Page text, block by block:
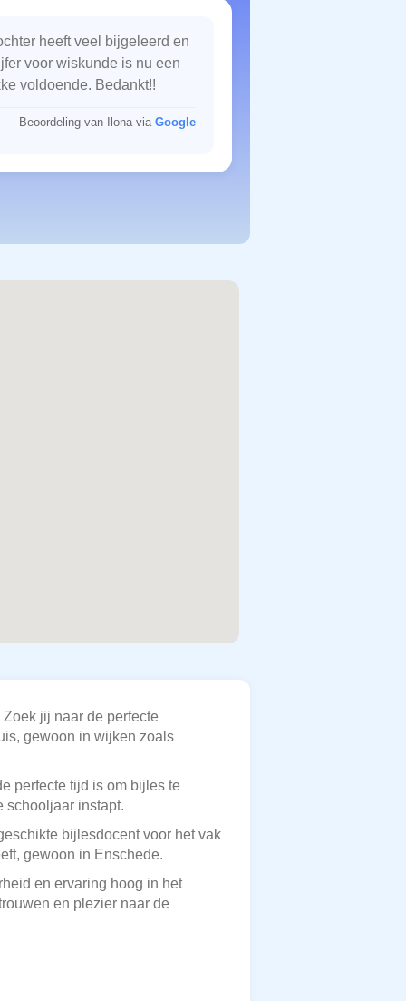
heeft veel bijgeleerd en
voor wiskunde is nu een
voldoende. Bedankt!!
Beoordeling van Ilona via Google
jij naar de perfecte
gewoon in wijken zoals
perfecte tijd is om bijles te
schooljaar instapt.
bijlesdocent voor het vak
gewoon in Enschede.
en ervaring hoog in het
en plezier naar de